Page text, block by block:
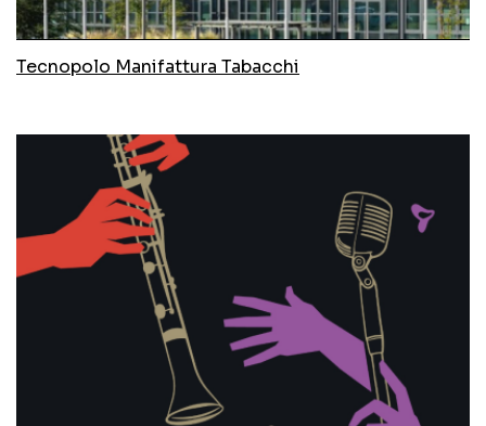
Tecnopolo Manifattura Tabacchi